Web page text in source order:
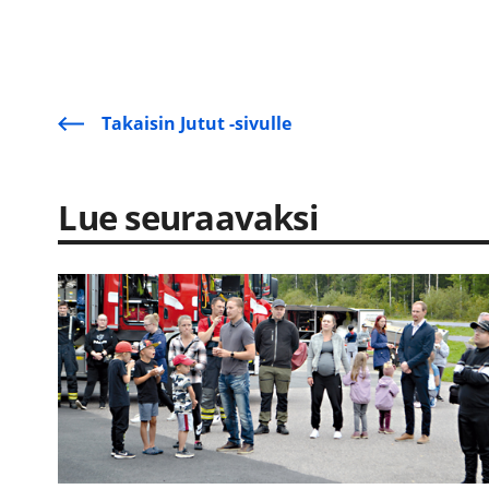
Takaisin Jutut -sivulle
Lue seuraavaksi